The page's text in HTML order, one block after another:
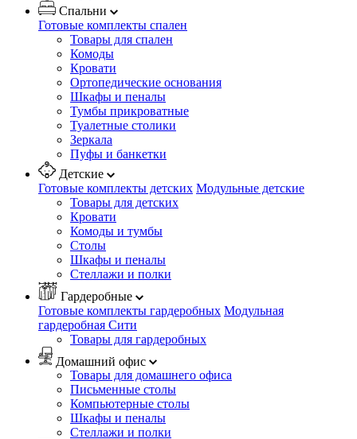
Спальни
Готовые комплекты спален
Товары для спален
Комоды
Кровати
Ортопедические основания
Шкафы и пеналы
Тумбы прикроватные
Туалетные столики
Зеркала
Пуфы и банкетки
Детские
Готовые комплекты детских Модульные детские
Товары для детских
Кровати
Комоды и тумбы
Столы
Шкафы и пеналы
Стеллажи и полки
Гардеробные
Готовые комплекты гардеробных Модульная
гардеробная Сити
Товары для гардеробных
Домашний офис
Товары для домашнего офиса
Письменные столы
Компьютерные столы
Шкафы и пеналы
Стеллажи и полки